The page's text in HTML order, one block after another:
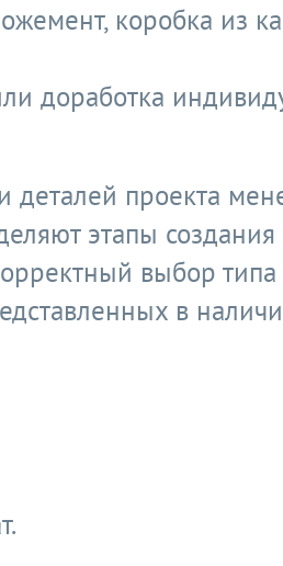
коробка из
доработка
деталей проекта
этапы
выбор типа
в